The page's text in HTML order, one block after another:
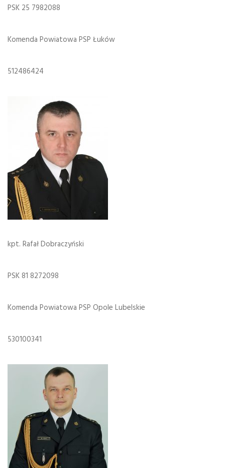
PSK 25 7982088
Komenda Powiatowa PSP Łuków
512486424
kpt. Rafał Dobraczyński
PSK 81 8272098
Komenda Powiatowa PSP Opole Lubelskie
530100341